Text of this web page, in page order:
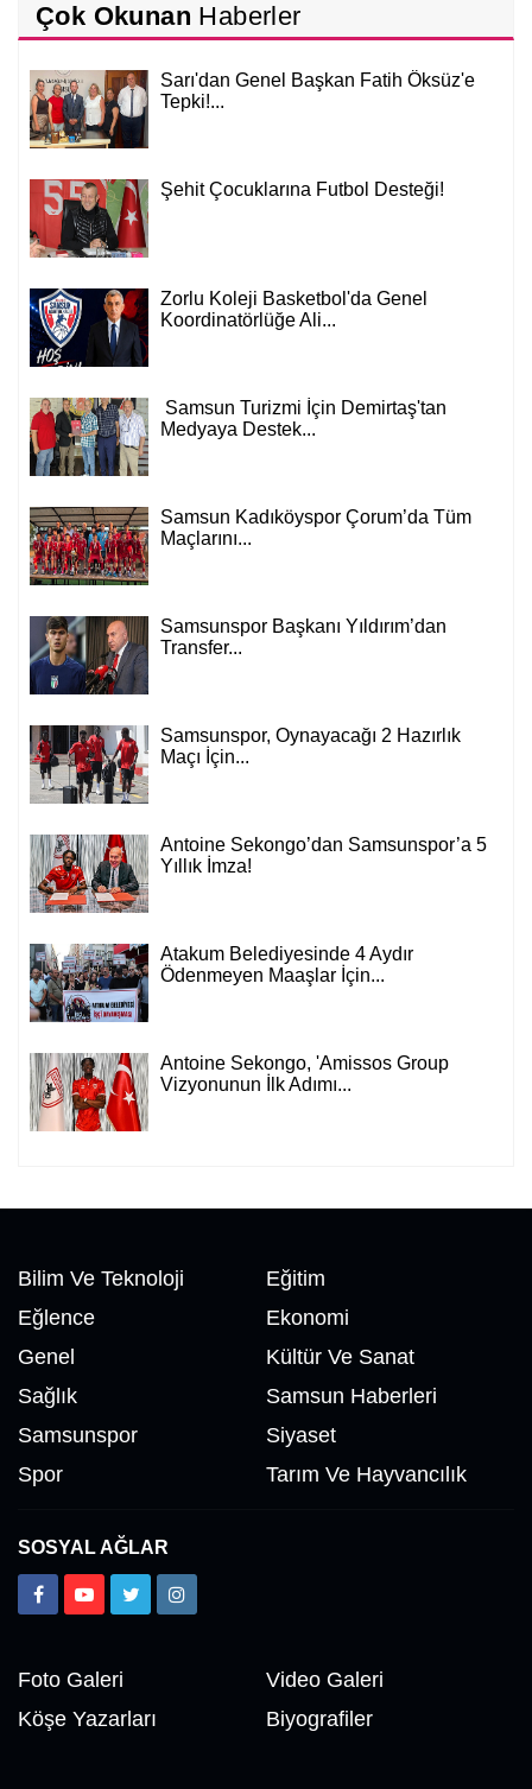
Çok Okunan Haberler
Sarı'dan Genel Başkan Fatih Öksüz'e
Tepki!...
Şehit Çocuklarına Futbol Desteği!
Zorlu Koleji Basketbol'da Genel
Koordinatörlüğe Ali...
Samsun Turizmi İçin Demirtaş'tan
Medyaya Destek...
Samsun Kadıköyspor Çorum’da Tüm
Maçlarını...
Samsunspor Başkanı Yıldırım’dan
Transfer...
Samsunspor, Oynayacağı 2 Hazırlık
Maçı İçin...
Antoine Sekongo’dan Samsunspor’a 5
Yıllık İmza!
Atakum Belediyesinde 4 Aydır
Ödenmeyen Maaşlar İçin...
Antoine Sekongo, 'Amissos Group
Vizyonunun İlk Adımı...
Bilim Ve Teknoloji
Eğitim
Eğlence
Ekonomi
Genel
Kültür Ve Sanat
Sağlık
Samsun Haberleri
Samsunspor
Siyaset
Spor
Tarım Ve Hayvancılık
SOSYAL AĞLAR
Foto Galeri
Video Galeri
Köşe Yazarları
Biyografiler